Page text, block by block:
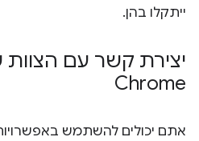
ייתקלו בהן.
יצירת קשר עם הצוות
Chrome
אתם יכולים להשתמש